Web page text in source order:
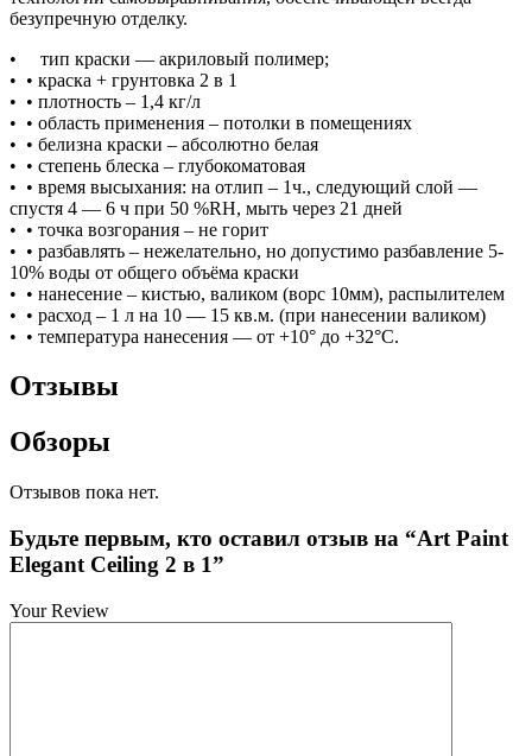
безупречную отделку.
• тип краски — акриловый полимер;
• ⁠ • краска + грунтовка 2 в 1
• ⁠ • плотность – 1,4 кг/л
• ⁠ • область применения – потолки в помещениях
• ⁠ • белизна краски – абсолютно белая
• ⁠ • степень блеска – глубокоматовая
• ⁠ • время высыхания: на отлип – 1ч., следующий слой —
спустя 4 — 6 ч при 50 %RH, мыть через 21 дней
• ⁠ • точка возгорания – не горит
• ⁠ • разбавлять – нежелательно, но допустимо разбавление 5-
10% воды от общего объёма краски
• ⁠ • нанесение – кистью, валиком (ворс 10мм), распылителем
• ⁠ • расход – 1 л на 10 — 15 кв.м. (при нанесении валиком)
• ⁠ • температура нанесения — от +10° до +32°С.
Отзывы
Обзоры
Отзывов пока нет.
Будьте первым, кто оставил отзыв на “Art Paint
Elegant Ceiling 2 в 1”
Your Review